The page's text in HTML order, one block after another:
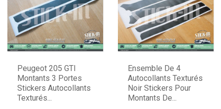
Peugeot 205 GTI
Montants 3 Portes
Stickers Autocollants
Texturés...
Ensemble De 4
Autocollants Texturés
Noir Stickers Pour
Montants De...